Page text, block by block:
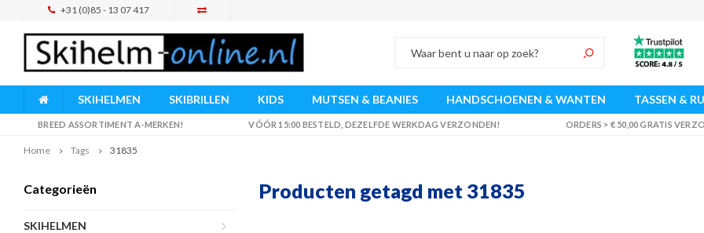
+31 (0)85 - 13 07 417
SKIHELMEN SKIBRILLEN KIDS MUTSEN & BEANIES HANDSCHOENEN & WANTEN TASSEN &
BREED ASSORTIMENT A-MERKEN! VÓÓR 15:00 BESTELD, DEZELFDE WERKDAG VERZONDEN! ORDERS > € 50,00 GRATIS
Home Tags 31835
Categorieën
SKIHELMEN
Producten getagd met 31835